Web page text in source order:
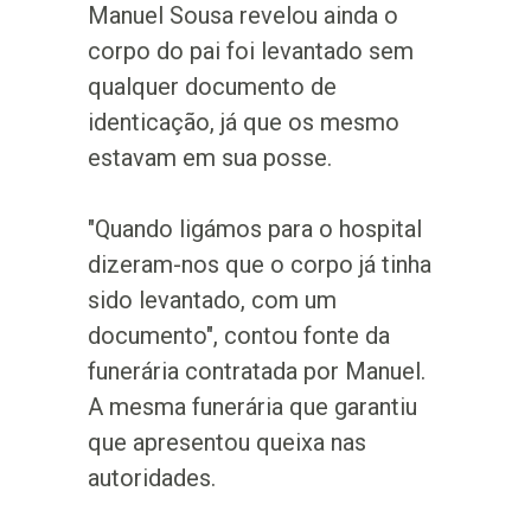
Manuel Sousa revelou ainda o
corpo do pai foi levantado sem
qualquer documento de
identicação, já que os mesmo
estavam em sua posse.
"Quando ligámos para o hospital
dizeram-nos que o corpo já tinha
sido levantado, com um
documento", contou fonte da
funerária contratada por Manuel.
A mesma funerária que garantiu
que apresentou queixa nas
autoridades.